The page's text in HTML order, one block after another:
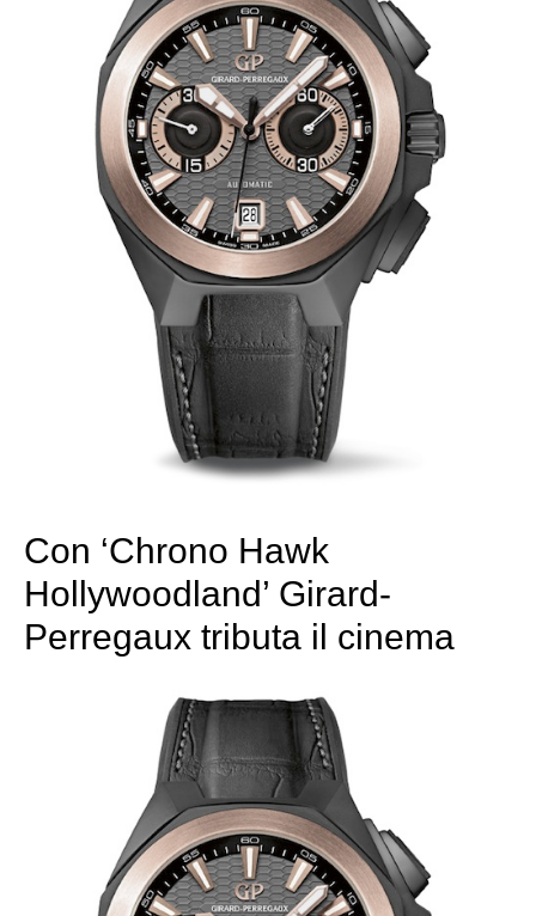
Con ‘Chrono Hawk
Hollywoodland’ Girard-
Perregaux tributa il cinema